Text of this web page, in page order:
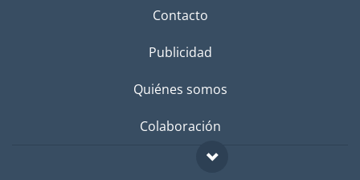
Contacto
Publicidad
Quiénes somos
Colaboración